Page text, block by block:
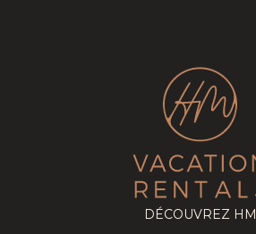
DÉCOUVREZ HM